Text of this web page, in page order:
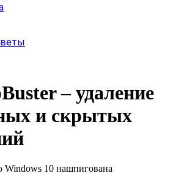
– удаление
и скрытых